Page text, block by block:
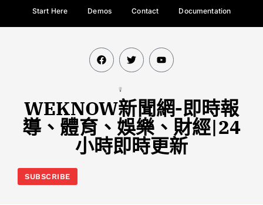
Start Here Demos Contact Documentation
WEKNOW新聞網-即時報
導、體育、娛樂、財經|24
小時即時更新
SUBSCRIBE